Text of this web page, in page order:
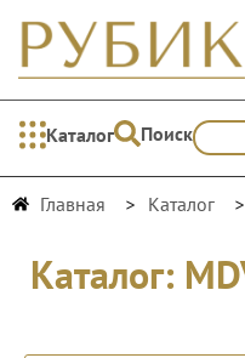
Каталог Поиск
Главная Каталог
Каталог: